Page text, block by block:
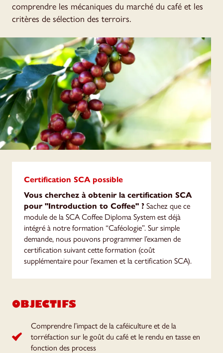
comprendre les mécaniques du marché du café et les
critères de sélection des terroirs.
Certification SCA possible
Vous cherchez à obtenir la certification SCA
pour "Introduction to Coffee" ? Sachez que ce
module de la SCA Coffee Diploma System est déjà
intégré à notre formation “Caféologie”. Sur simple
demande, nous pouvons programmer l’examen de
certification suivant cette formation (coût
supplémentaire pour l’examen et la certification SCA).
OBJECTIFS
Comprendre l’impact de la caféiculture et de la
torréfaction sur le goût du café et le rendu en tasse en
fonction des process